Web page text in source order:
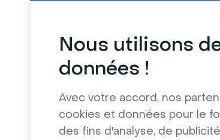
Nous utilisons
données !
Avec votre accord, nos
cookies et données pour le
des fins d'analyse, de
Vous êtes
7 Cochez la
événements»